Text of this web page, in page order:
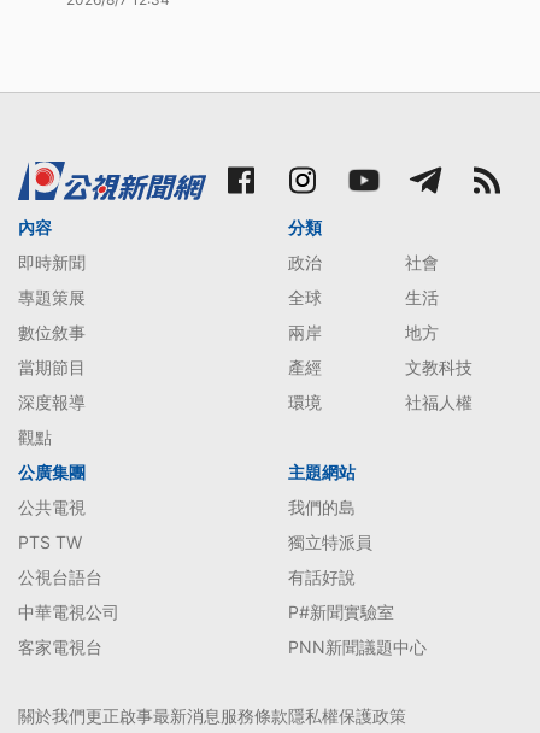
內容
即時新聞
專題策展
數位敘事
當期節目
深度報導
觀點
分類
政治
社會
全球
生活
兩岸
地方
產經
文教科技
環境
社福人權
公廣集團
公共電視
PTS TW
公視台語台
中華電視公司
客家電視台
主題網站
我們的島
獨立特派員
有話好說
P#新聞實驗室
PNN新聞議題中心
關於我們更正啟事最新消息服務條款隱私權保護政策